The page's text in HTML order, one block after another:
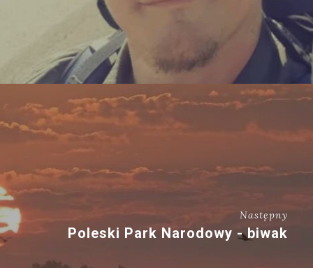
Następny
Poleski Park Narodowy - biwak